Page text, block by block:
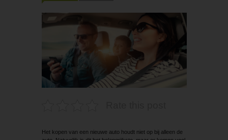
Het kopen van een nieuwe auto houdt niet op bij alleen de